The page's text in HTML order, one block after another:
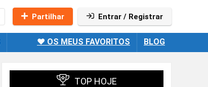
Partilhar Entrar / Registrar
❤️ OS MEUS FAVORITOS BLOG
TOP HOJE